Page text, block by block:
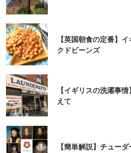
【英国朝食の定番】
クドビーンズ
【イギリスの洗濯事
えて
【簡単解説】チュー